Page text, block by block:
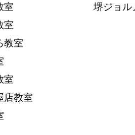
室
室
教室
室
店教室
堺ジョル